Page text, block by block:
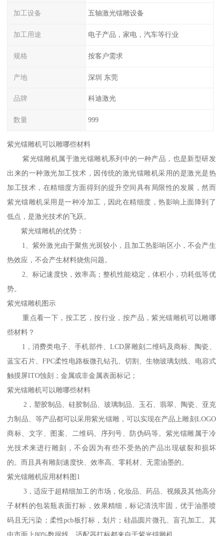
加工设备 五轴激光镭雕设备
加工用途 电子产品，家电，汽车等行业
规格 按客户需求
产地 深圳 东莞
品牌 科迪激光
数量 999
紫光镭雕机可以雕哪些材料
紫光镭雕机属于激光镭雕机系列中的一种产品，也是新型研发
出来的一种激光加工技术，因传统的激光镭雕机采用的是激光是热
加工技术，在精细度方面得到的提升空间具有局限性的发展，然而
紫光镭雕机采用是一种冷加工，因此在精细度，热影响上面降到了
低点，是激光技术的飞跃。
紫光镭雕机的优势：
1、紫外激光由于聚焦光斑较小，且加工热影响区小，不会产生
热效应，不会产生材料烧焦问题。
2、标记速度快，效率高；整机性能稳定，体积小，功耗低等优
势。
紫光镭雕机图示
重点看一下，按工艺，按行业，按产品，紫光镭雕机可以雕哪
些材料？
1，消费类电子、手机部件、LCD屏雕刻二维码及商标、陶瓷、
蓝宝石片、FPC柔性电路板微孔钻孔、切割、生物玻璃划线、电容式
触摸屏ITO蚀刻；金属或非金属表面标记；
紫光镭雕机可以雕哪些材料
2，塑胶制品、硅胶制品、玻璃制品、玉石、翡翠、陶瓷、亚克
力制品、等产品都可以采用紫光镭雕，可以实现在产品上雕刻LOGO
商标、文字、图案、二维码、序列号、防伪码等。紫光镭雕属于冷
光技术来进行雕刻，不会因为有些不受热的产品出现破裂和损坏
的。而且具有雕刻速度快、效率高、零耗材、无需油墨的。
紫光镭雕机应用材料图1
3，适应于超精细加工的市场，化妆品、药品、视频及其他高分
子材料的包装瓶表面打标，效果精细，标记清洗牢固，优于油墨喷
码且无污染；柔性pcb板打标，划片；硅晶圆片微孔、盲孔加工。其